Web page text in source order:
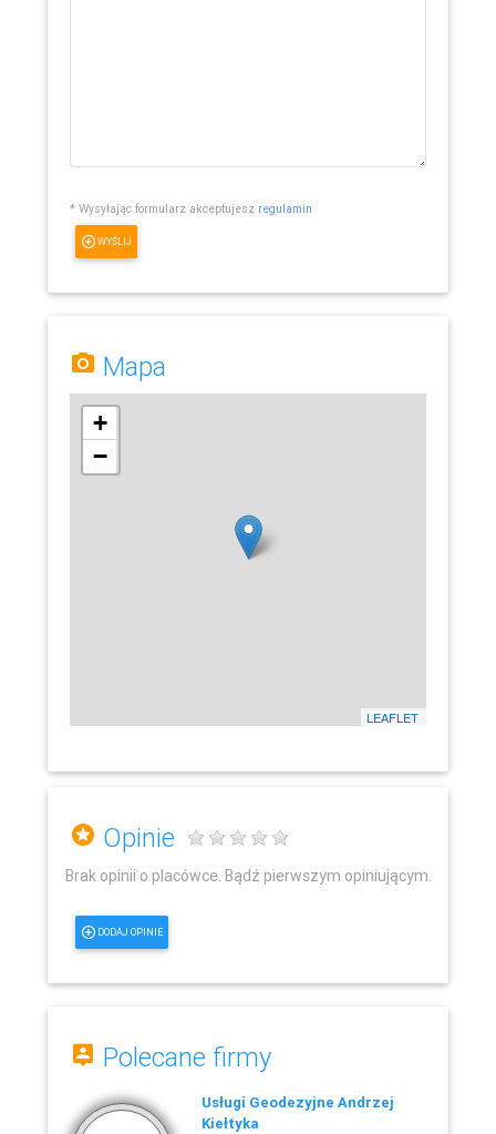
* Wysyłając formularz akceptujesz regulamin
WYŚLIJ
Mapa
+
−
LEAFLET
Opinie
Brak opinii o placówce. Bądź pierwszym opiniującym.
DODAJ OPINIE
Polecane firmy
Usługi Geodezyjne Andrzej
Kiełtyka